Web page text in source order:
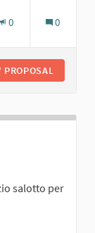
0 0
PROPOSAL
salotto per